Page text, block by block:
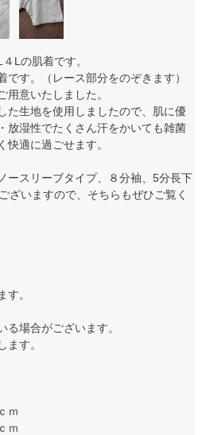
Lの肌着です。
す。（レース部分をのぞきます）
用意いたしました。
た生地を使用しましたので、肌に優
放湿性でたくさん汗をかいても雑菌
適に過ごせます。
ースリーブタイプ、８分袖、5分長下
ざいますので、そちらもぜひご覧く
す。
場合がございます。
ます。
ｍ
ｍ